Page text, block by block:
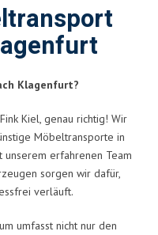
Klagenfurt?
Kiel, genau richtig! Wir
Möbeltransporte in
unserem erfahrenen Team
sorgen wir dafür,
verläuft.
umfasst nicht nur den